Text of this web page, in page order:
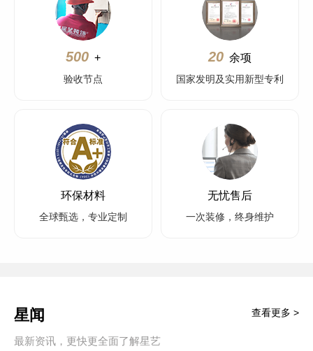
500 +
验收节点
20 余项
国家发明及实用新型专利
环保材料
全球甄选，专业定制
无忧售后
一次装修，终身维护
星闻
最新资讯，更快更全面了解星艺
查看更多 >